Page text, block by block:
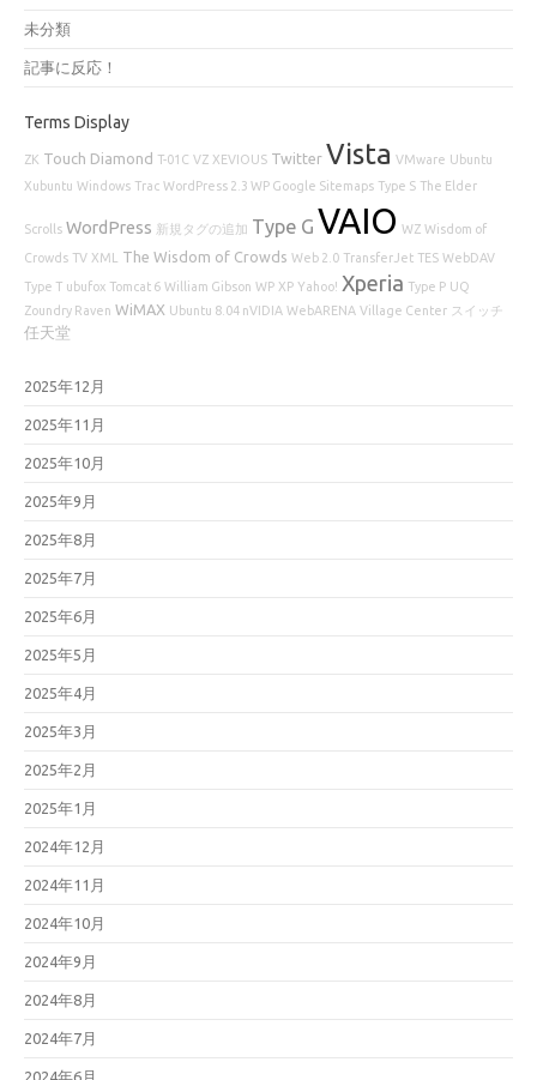
未分類
記事に反応！
Terms Display
ZK Touch Diamond T-01C VZ XEVIOUS Twitter Vista VMware Ubuntu
Xubuntu Windows Trac WordPress 2.3 WP Google Sitemaps Type S The Elder
Scrolls WordPress 新規タグの追加 Type G VAIO WZ Wisdom of
Crowds TV XML The Wisdom of Crowds Web 2.0 TransferJet TES WebDAV
Type T ubufox Tomcat 6 William Gibson WP XP Yahoo! Xperia Type P UQ
Zoundry Raven WiMAX Ubuntu 8.04 nVIDIA WebARENA Village Center スイッチ
任天堂
2025年12月
2025年11月
2025年10月
2025年9月
2025年8月
2025年7月
2025年6月
2025年5月
2025年4月
2025年3月
2025年2月
2025年1月
2024年12月
2024年11月
2024年10月
2024年9月
2024年8月
2024年7月
2024年6月